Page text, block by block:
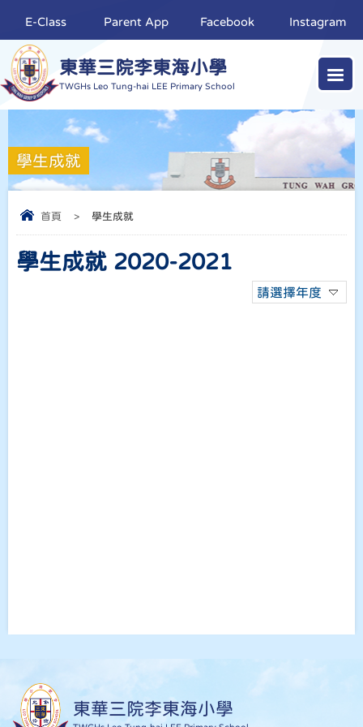
東華三院李東海小學
TWGHs Leo Tung-hai LEE Primary School
E-Class Parent App Facebook Instagram
學生成就
首頁 > 學生成就
學生成就 2020-2021
請選擇年度
東華三院李東海小學